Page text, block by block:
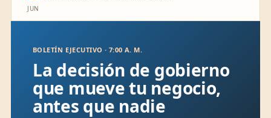
JUN
BOLETÍN EJECUTIVO · 7:00 A. M.
La decisión de gobierno
que mueve tu negocio,
antes que nadie